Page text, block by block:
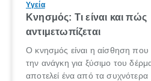
Υγεία
Κνησμός: Τι είναι και πώς
αντιμετωπίζεται
Ο κνησμός είναι η αίσθηση που
την ανάγκη για ξύσιμο του
αποτελεί ένα από τα συχνότερα